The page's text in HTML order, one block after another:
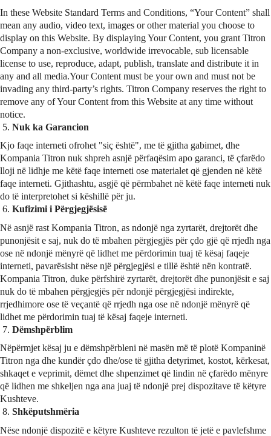
In these Website Standard Terms and Conditions, “Your Content” shall
mean any audio, video text, images or other material you choose to
display on this Website. By displaying Your Content, you grant Titron
Company a non-exclusive, worldwide irrevocable, sub licensable
license to use, reproduce, adapt, publish, translate and distribute it in
any and all media.Your Content must be your own and must not be
invading any third-party’s rights. Titron Company reserves the right to
remove any of Your Content from this Website at any time without
notice.
Nuk ka Garancion
Kjo faqe interneti ofrohet "siç është", me të gjitha gabimet, dhe
Kompania Titron nuk shpreh asnjë përfaqësim apo garanci, të çfarëdo
lloji në lidhje me këtë faqe interneti ose materialet që gjenden në këtë
faqe interneti. Gjithashtu, asgjë që përmbahet në këtë faqe interneti nuk
do të interpretohet si këshillë për ju.
Kufizimi i Përgjegjësisë
Në asnjë rast Kompania Titron, as ndonjë nga zyrtarët, drejtorët dhe
punonjësit e saj, nuk do të mbahen përgjegjës për çdo gjë që rrjedh nga
ose në ndonjë mënyrë që lidhet me përdorimin tuaj të kësaj faqeje
interneti, pavarësisht nëse një përgjegjësi e tillë është nën kontratë.
Kompania Titron, duke përfshirë zyrtarët, drejtorët dhe punonjësit e saj
nuk do të mbahen përgjegjës për ndonjë përgjegjësi indirekte,
rrjedhimore ose të veçantë që rrjedh nga ose në ndonjë mënyrë që
lidhet me përdorimin tuaj të kësaj faqeje interneti.
Dëmshpërblim
Nëpërmjet kësaj ju e dëmshpërbleni në masën më të plotë Kompaninë
Titron nga dhe kundër çdo dhe/ose të gjitha detyrimet, kostot, kërkesat,
shkaqet e veprimit, dëmet dhe shpenzimet që lindin në çfarëdo mënyre
që lidhen me shkeljen nga ana juaj të ndonjë prej dispozitave të këtyre
Kushteve.
Shkëputshmëria
Nëse ndonjë dispozitë e këtyre Kushteve rezulton të jetë e pavlefshme